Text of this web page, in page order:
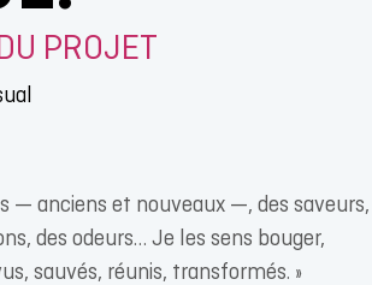
PROJET
— anciens et nouveaux —, des saveurs,
des odeurs… Je les sens bouger,
sauvés, réunis, transformés. »